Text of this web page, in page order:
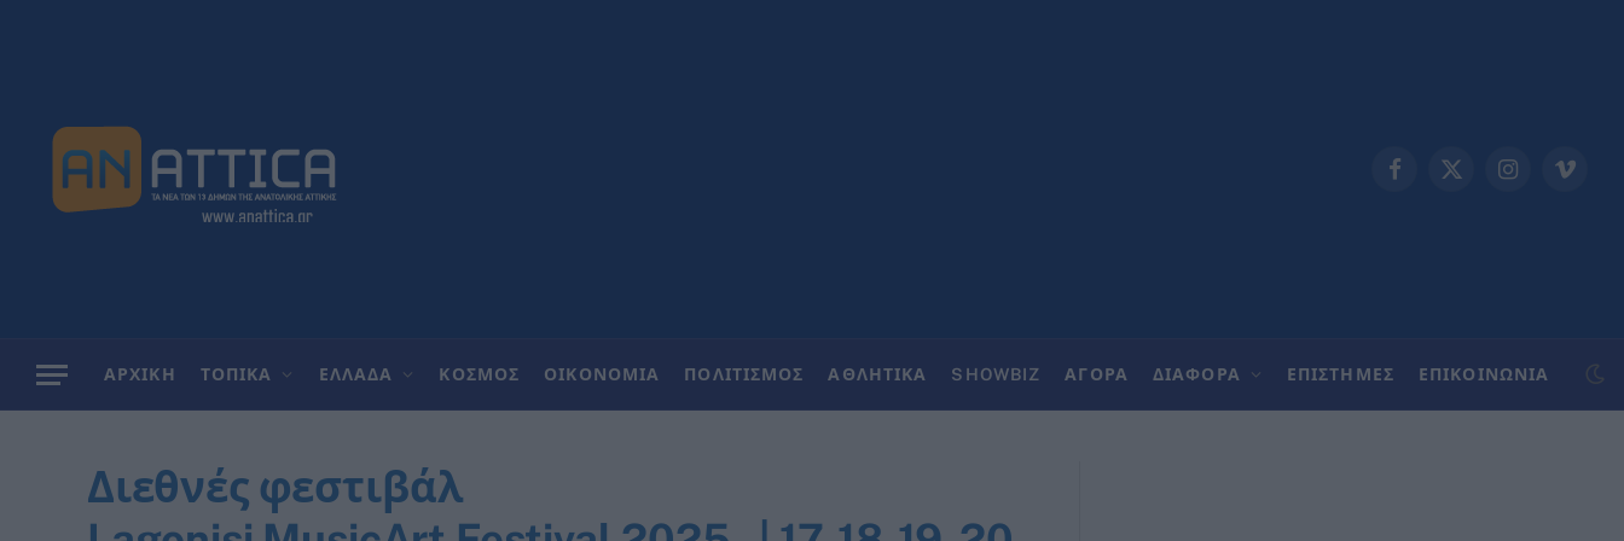
Facebook
X
InstagramVimeo
ΑΡΧΙΚΗ ΤΟΠΙΚΑ ΕΛΛΑΔΑ ΚΟΣΜΟΣ ΟΙΚΟΝΟΜΙΑ ΠΟΛΙΤΙΣΜΟΣ ΑΘΛΗΤΙΚΑ SHOWBIZ ΑΓΟΡΑ ΔΙΑΦΟΡΑ ΕΠΙΣΤΗΜΕΣ ΕΠΙΚΟΙΝΩΝΊΑ
Διεθνές φεστιβάλ